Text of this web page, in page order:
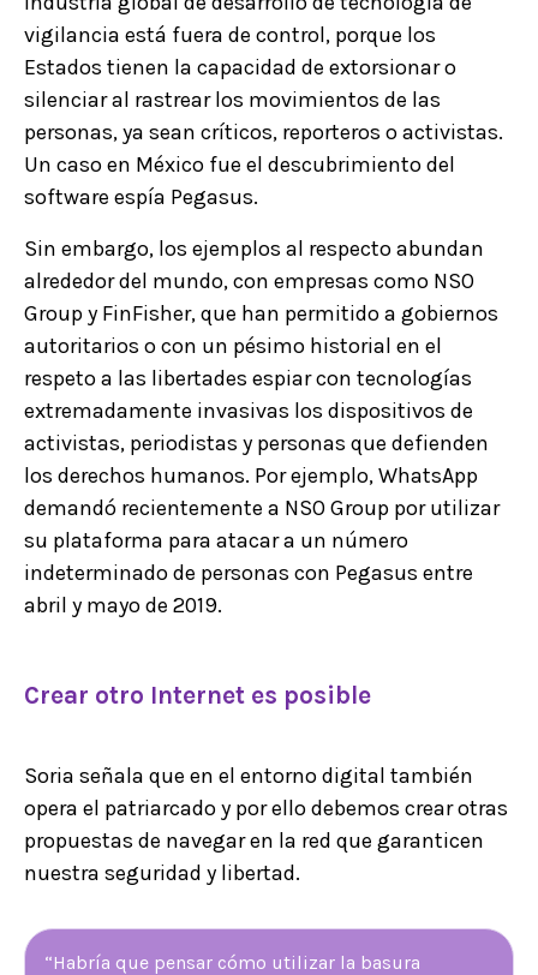
vigilancia está fuera de control, porque los
Estados tienen la capacidad de extorsionar o
silenciar al rastrear los movimientos de las
personas, ya sean críticos, reporteros o activistas.
Un caso en México fue el descubrimiento del
software espía Pegasus.
Sin embargo, los ejemplos al respecto abundan
alrededor del mundo, con empresas como NSO
Group y FinFisher, que han permitido a gobiernos
autoritarios o con un pésimo historial en el
respeto a las libertades espiar con tecnologías
extremadamente invasivas los dispositivos de
activistas, periodistas y personas que defienden
los derechos humanos. Por ejemplo, WhatsApp
demandó recientemente a NSO Group por utilizar
su plataforma para atacar a un número
indeterminado de personas con Pegasus entre
abril y mayo de 2019.
Crear otro Internet es posible
Soria señala que en el entorno digital también
opera el patriarcado y por ello debemos crear otras
propuestas de navegar en la red que garanticen
nuestra seguridad y libertad.
“Habría que pensar cómo utilizar la basura